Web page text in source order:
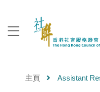
主頁 Assistant